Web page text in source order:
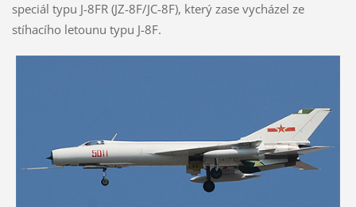
speciál typu J-8FR (JZ-8F/JC-8F), který zase vycházel ze
stíhacího letounu typu J-8F.